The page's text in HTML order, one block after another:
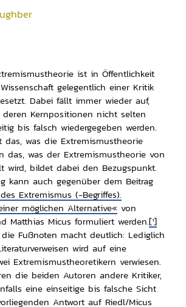
ist in Öffentlichkeit
gelegentlich einer Kritik
Dabei fällt immer wieder auf,
deren Kernpositionen nicht selten
bis falsch wiedergegeben werden.
das, was die Extremismustheorie
das, was der Extremismustheorie von
wird, bildet dabei den Bezugspunkt.
kann auch gegenüber dem Beitrag
Extremismus (-Begriffes).
möglichen Alternative« von
Matthias Micus formuliert werden.[1]
Fußnoten macht deutlich: Lediglich
wird auf eine
Extremismustheoretikern verwiesen.
die beiden Autoren andere Kritiker,
eine einseitige bis falsche Sicht
Antwort auf Riedl/Micus